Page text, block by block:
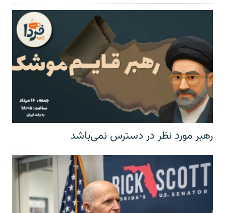
رهبر مورد نظر در دسترس نمی‌باشد